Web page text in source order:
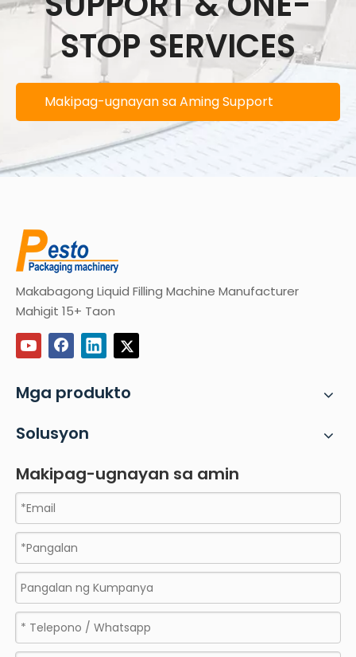
STOP SERVICES
Makipag-ugnayan sa Aming Support
Makabagong Liquid Filling Machine Manufacturer
Mahigit 15+ Taon
Mga produkto
Solusyon
Makipag-ugnayan sa amin